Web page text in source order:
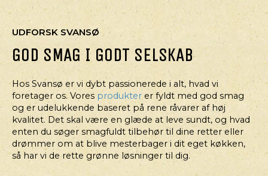
UDFORSK SVANSØ
GOD SMAG I GODT SELSKAB
Hos Svansø er vi dybt passionerede i alt, hvad vi
foretager os. Vores produkter er fyldt med god smag
og er udelukkende baseret på rene råvarer af høj
kvalitet. Det skal være en glæde at leve sundt, og hvad
enten du søger smagfuldt tilbehør til dine retter eller
drømmer om at blive mesterbager i dit eget køkken,
så har vi de rette grønne løsninger til dig.